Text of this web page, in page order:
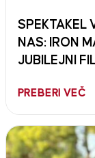
SPEKTAKEL
NAS: IRON
JUBILEJNI
PREBERI VEČ